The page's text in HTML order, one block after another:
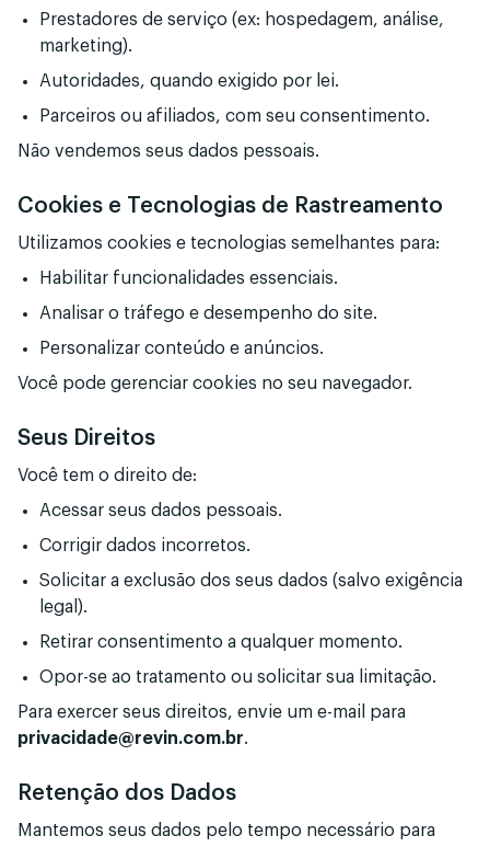
Prestadores de serviço (ex: hospedagem, análise,
marketing).
Autoridades, quando exigido por lei.
Parceiros ou afiliados, com seu consentimento.
Não vendemos seus dados pessoais.
Cookies e Tecnologias de Rastreamento
Utilizamos cookies e tecnologias semelhantes para:
Habilitar funcionalidades essenciais.
Analisar o tráfego e desempenho do site.
Personalizar conteúdo e anúncios.
Você pode gerenciar cookies no seu navegador.
Seus Direitos
Você tem o direito de:
Acessar seus dados pessoais.
Corrigir dados incorretos.
Solicitar a exclusão dos seus dados (salvo exigência
legal).
Retirar consentimento a qualquer momento.
Opor-se ao tratamento ou solicitar sua limitação.
Para exercer seus direitos, envie um e-mail para
privacidade@revin.com.br.
Retenção dos Dados
Mantemos seus dados pelo tempo necessário para